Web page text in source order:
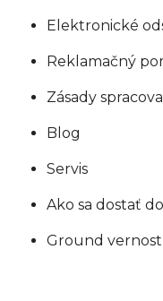
Elektronické
Reklamačný
Zásady
Blog
Servis
Ako sa dostať
Ground